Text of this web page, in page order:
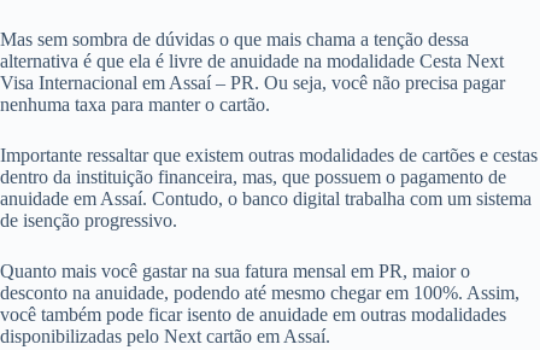
Mas sem sombra de dúvidas o que mais chama a tenção dessa
alternativa é que ela é livre de anuidade na modalidade Cesta Next
Visa Internacional em Assaí – PR. Ou seja, você não precisa pagar
nenhuma taxa para manter o cartão.
Importante ressaltar que existem outras modalidades de cartões e cestas
dentro da instituição financeira, mas, que possuem o pagamento de
anuidade em Assaí. Contudo, o banco digital trabalha com um sistema
de isenção progressivo.
Quanto mais você gastar na sua fatura mensal em PR, maior o
desconto na anuidade, podendo até mesmo chegar em 100%. Assim,
você também pode ficar isento de anuidade em outras modalidades
disponibilizadas pelo Next cartão em Assaí.